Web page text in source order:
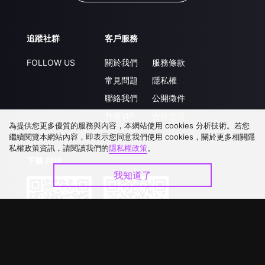
追蹤社群
FOLLOW US
客戶服務
關於我們
常見問題
聯絡我們
服務條款
隱私權
公開徵件
為提供您更多優質的服務與內容，本網站使用 cookies 分析技術。若您
繼續閱覽本網站內容，即表示您同意我們使用 cookies，關於更多相關隱
私權政策資訊，請閱讀我們的隱私權政策。
我知道了